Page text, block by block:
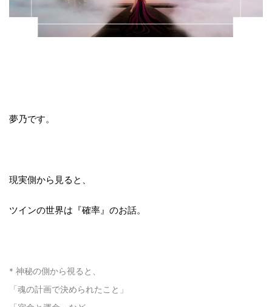
夢乃です。
現実側から見ると、
ツインの世界は『確率』のお話。
* 神秘の側から視ると、
「魂の計画で決められたこと」